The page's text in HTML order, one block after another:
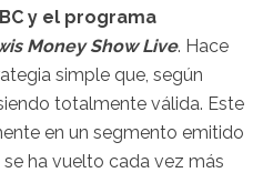
y el programa
Money Show Live. Hace
simple que, según
totalmente válida. Este
en un segmento emitido
ha vuelto cada vez más